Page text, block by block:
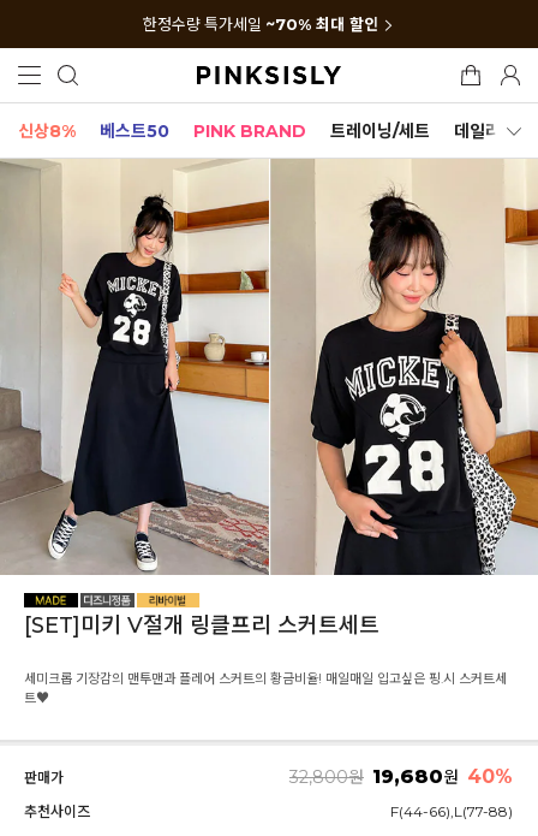
한정수량 특가세일 ~70% 최대 할인
신상8% 베스트50 PINK BRAND 트레이닝/세트 데일리세트
[SET]미키 V절개 링클프리 스커트세트
세미크롭 기장감의 맨투맨과 플레어 스커트의 황금비율! 매일매일 입고싶은 핑.시 스커트세
트♥
판매가 32,800원 19,680원 40%
추천사이즈 F(44-66),L(77-88)